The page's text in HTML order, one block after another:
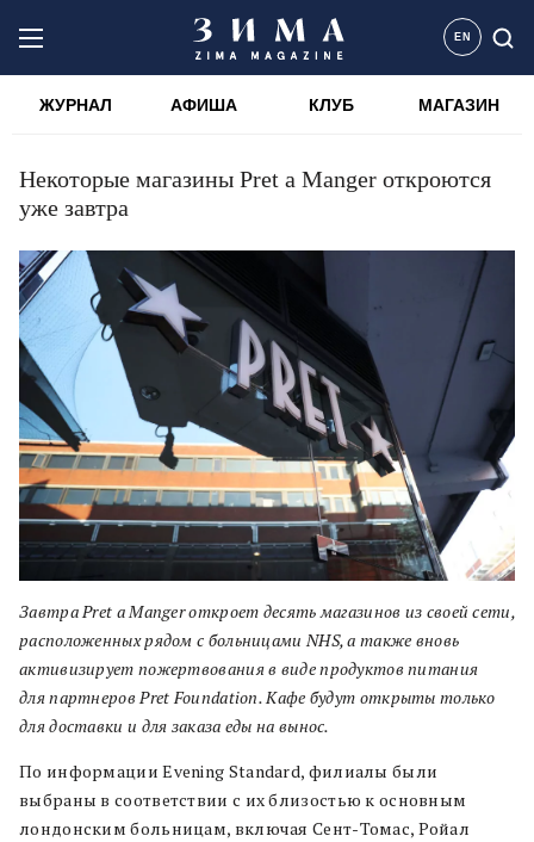
EN
ЖУРНАЛ АФИША КЛУБ МАГАЗИН
Некоторые магазины Pret a Manger откроются
уже завтра
Завтра Pret a Manger откроет десять магазинов из своей сети,
расположенных рядом с больницами NHS, а также вновь
активизирует пожертвования в виде продуктов питания
для партнеров Pret Foundation. Кафе будут открыты только
для доставки и для заказа еды на вынос.
По информации Evening Standard, филиалы были
выбраны в соответствии с их близостью к основным
лондонским больницам, включая Сент-Томас, Ройал